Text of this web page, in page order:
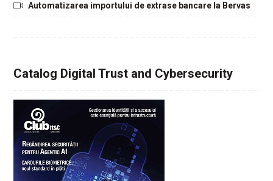
Automatizarea importului de extrase bancare la Bervas
Catalog Digital Trust and Cybersecurity